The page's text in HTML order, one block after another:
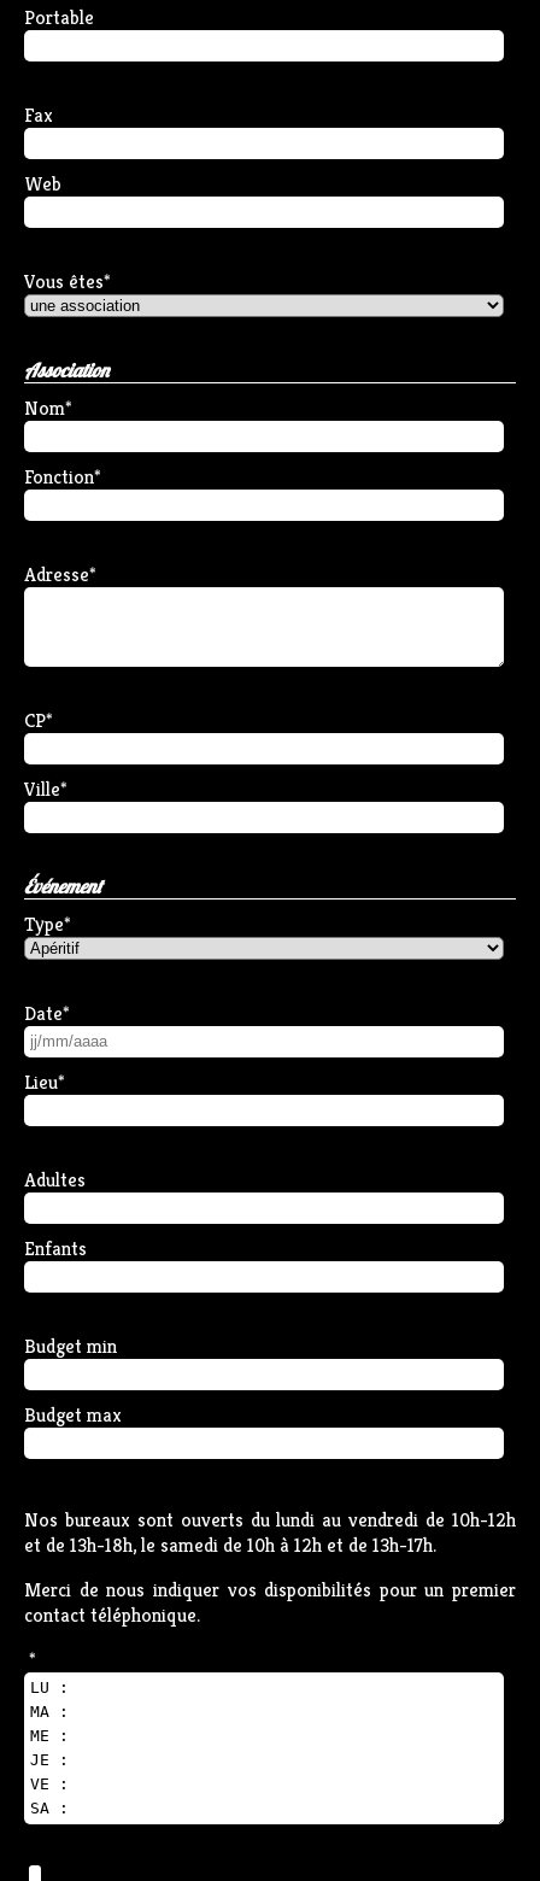
Portable
Fax
Web
Vous êtes*
Association
Nom*
Fonction*
Adresse*
CP*
Ville*
Événement
Type*
Date*
Lieu*
Adultes
Enfants
Budget min
Budget max
Nos bureaux sont ouverts du lundi au vendredi de 10h-12h
et de 13h-18h, le samedi de 10h à 12h et de 13h-17h.
Merci de nous indiquer vos disponibilités pour un premier
contact téléphonique.
*